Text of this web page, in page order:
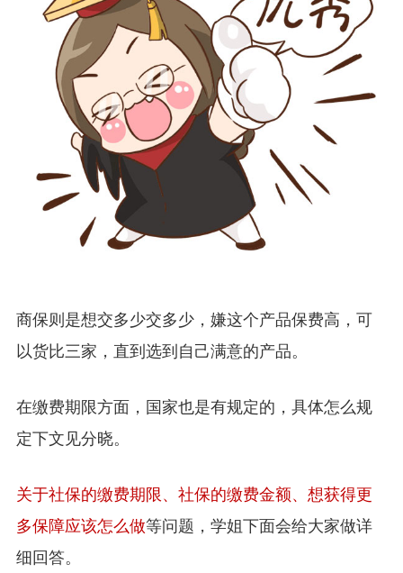
商保则是想交多少交多少，嫌这个产品保费高，可
以货比三家，直到选到自己满意的产品。
在缴费期限方面，国家也是有规定的，具体怎么规
定下文见分晓。
关于社保的缴费期限、社保的缴费金额、想获得更
多保障应该怎么做等问题，学姐下面会给大家做详
细回答。